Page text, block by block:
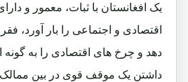
یک افغانستان با ثبات، معمور و
اقتصادی و اجتماعی را بار آورد،
دهد و چرخ های اقتصادی را به گونه
داشتن یک موقف قوی در بین ممالک